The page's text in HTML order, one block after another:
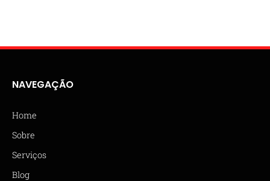
NAVEGAÇÃO
Home
Sobre
Serviços
Blog